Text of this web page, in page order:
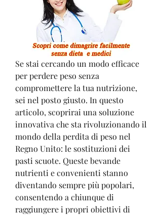
Se stai cercando un modo efficace
per perdere peso senza
compromettere la tua nutrizione,
sei nel posto giusto. In questo
articolo, scoprirai una soluzione
innovativa che sta rivoluzionando il
mondo della perdita di peso nel
Regno Unito: le sostituzioni dei
pasti scuote. Queste bevande
nutrienti e convenienti stanno
diventando sempre più popolari,
consentendo a chiunque di
raggiungere i propri obiettivi di